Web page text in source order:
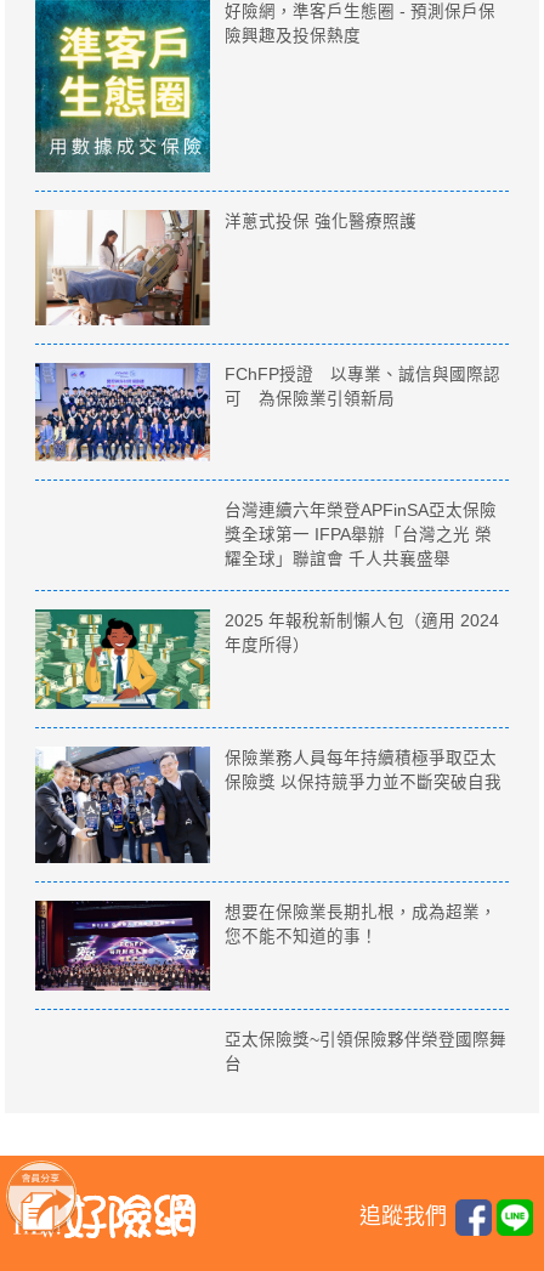
好險網，準客戶生態圈 - 預測保戶保
險興趣及投保熱度
洋蔥式投保 強化醫療照護
FChFP授證 以專業、誠信與國際認
可 為保險業引領新局
台灣連續六年榮登APFinSA亞太保險
獎全球第一 IFPA舉辦「台灣之光 榮
耀全球」聯誼會 千人共襄盛舉
2025 年報稅新制懶人包（適用 2024
年度所得）
保險業務人員每年持續積極爭取亞太
保險獎 以保持競爭力並不斷突破自我
想要在保險業長期扎根，成為超業，
您不能不知道的事！
亞太保險獎~引領保險夥伴榮登國際舞
台
追蹤我們